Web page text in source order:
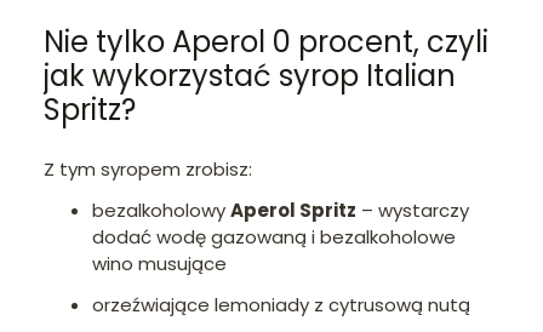
Nie tylko Aperol 0 procent, czyli
jak wykorzystać syrop Italian
Spritz?
Z tym syropem zrobisz:
bezalkoholowyAperol Spritz – wystarczy
dodać wodę gazowaną i bezalkoholowe
wino musujące
orzeźwiające lemoniady z cytrusową nutą